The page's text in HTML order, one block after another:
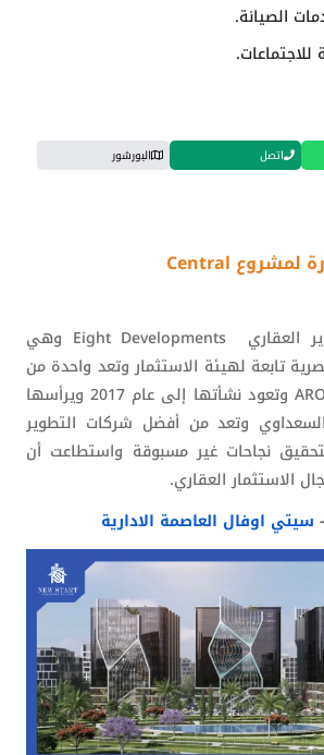
الصيانة.
اتصل البورشور
الشركة المطورة لمشروع Central
العقاري Eight Developments وهي
تابعة لهيئة الاستثمار وتعد واحدة من
وتعود نشأتها إلى عام 2017 ويرأسها
وتعد من أفضل شركات التطوير
نجاحات غير مسبوقة واستطاعت أن
الاستثمار العقاري.
سيتي اوفال العاصمة الادارية